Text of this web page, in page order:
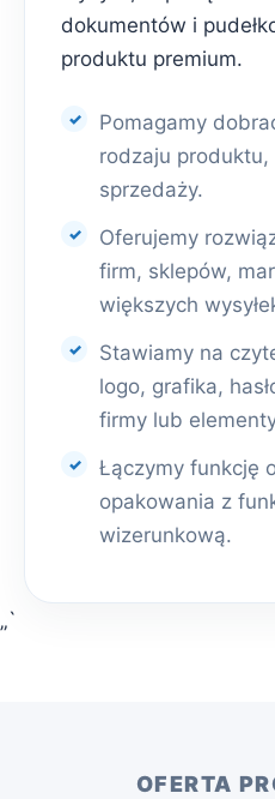
dokumentów i
produktu premium.
Pomagamy
rodzaju
sprzedaży.
Oferujemy
firm, sklepów,
większych
Stawiamy na
logo, grafika,
firmy lub
Łączymy funkcję
opakowania z
wizerunkową.
„`
OFERTA